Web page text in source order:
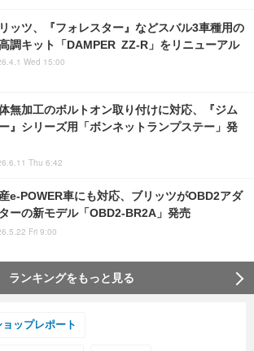
ッツ、『フォレスター』などスバル3車種用の
調キット「DAMPER ZZ-R」をリニューアル
Wed 15:00
無加工のボルトオン取り付けに対応、『ジム
』シリーズ用「ボンネットランプステー」発
Thu 6:42
e-POWER車にも対応、ブリッツがOBD2アダ
ーの新モデル「OBD2-BR2A」発売
Fri 9:00
ランキングをもっと見る
ョップレポート